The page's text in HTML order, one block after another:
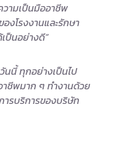
วามเป็นมืออาชีพ
งโรงงานและรักษา
ป็นอย่างดี”
นนี้ ทุกอย่างเป็นไป
ชีพมาก ๆ ทำงานด้วย
ารบริการของบริษัท